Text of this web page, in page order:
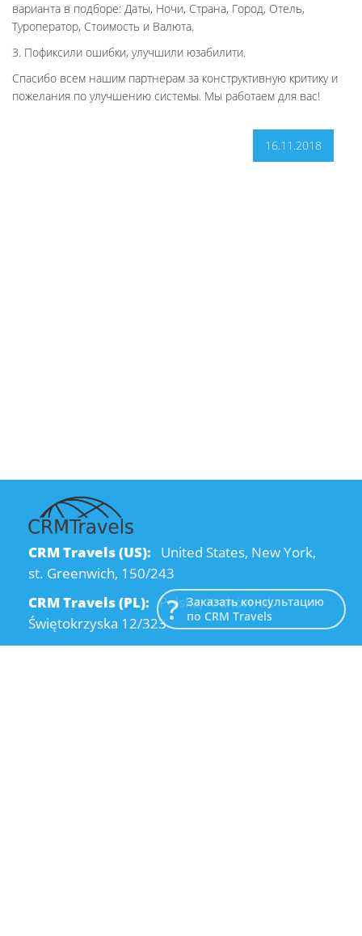
варианта в подборе: Даты, Ночи, Страна, Город, Отель,
Туроператор, Стоимость и Валюта.
3. Пофиксили ошибки, улучшили юзабилити.
Спасибо всем нашим партнерам за конструктивную критику и
пожелания по улучшению системы. Мы работаем для вас!
16.11.2018
CRM Travels (US): United States, New York,
st. Greenwich, 150/243
CRM Travels (PL): Polska, Kraków, ul.
Świętokrzyska 12/323
Заказать консультацию
по CRM Travels